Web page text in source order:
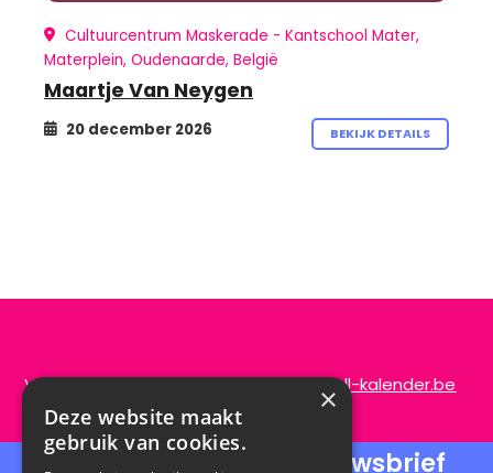
Cultuurcentrum Maskerade - Kantschool Mater,
Materplein, Oudenaarde, België
Maartje Van Neygen
20 december 2026 BEKIJK DETAILS
Vragen of opmerkingen?info@de-scroll-kalender.be
Schrijf je in voor onze nieuwsbrief
×
Deze website maakt
gebruik van cookies.